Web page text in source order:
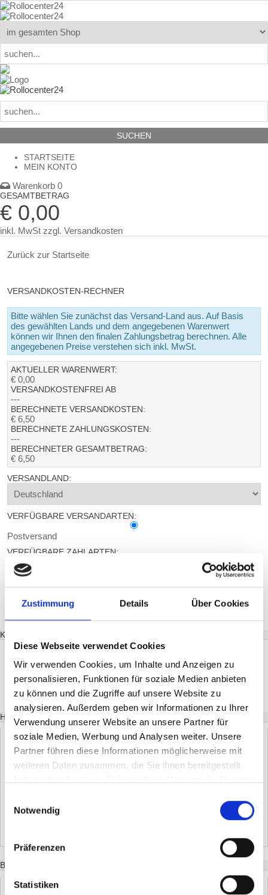
Zustimmung Details Über Cookies
Diese Webseite verwendet Cookies
Wir verwenden Cookies, um Inhalte und Anzeigen zu
personalisieren, Funktionen für soziale Medien anbieten
zu können und die Zugriffe auf unsere Website zu
analysieren. Außerdem geben wir Informationen zu Ihrer
Verwendung unserer Website an unsere Partner für
soziale Medien, Werbung und Analysen weiter. Unsere
Partner führen diese Informationen möglicherweise mit
weiteren Daten zusammen, die Sie ihnen bereitgestellt
Notwendig
Präferenzen
Statistiken
STARTSEITE
MEIN KONTO
Warenkorb 0
GESAMTBETRAG
€ 0,00
inkl. MwSt zzgl. Versandkosten
Zurück zur Startseite
VERSANDKOSTEN-RECHNER
Bitte wählen Sie zunächst das Versand-Land aus. Auf Basis
des gewählten Lands und dem angegebenen Warenwert
können wir Ihnen den finalen Zahlungsbetrag berechnen. Alle
angegebenen Preise verstehen sich inkl. MwSt.
AKTUELLER WARENWERT:
€ 0,00
VERSANDKOSTENFREI AB
---
BERECHNETE VERSANDKOSTEN:
€ 6,50
BERECHNETE ZAHLUNGSKOSTEN:
---
BERECHNETER GESAMTBETRAG:
€ 6,50
VERSANDLAND:
VERFÜGBARE VERSANDARTEN:
Postversand
VERFÜGBARE ZAHLARTEN:
Vorkasse
KATEGORIEN
Rollladen Zubehör & Ersatzteile
Garagentore
Abdeckplanen
HIGHLIGHT DER WOCHE
DOMOMATIC EWICKLER 820 COMFORT MIT DISPLAY FÜR
23MM GURT
BESTSELLER
1. DOMOMATIC AUFHÄNGEFEDER 100MM /150MM METALL